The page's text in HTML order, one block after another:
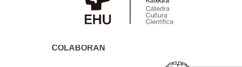
COLABORAN